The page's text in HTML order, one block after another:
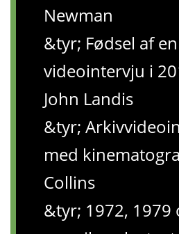
Newman
&tyr; Fødsel af
videointervju i
John Landis
&tyr;
med
Collins
&tyr; 1972, 1979